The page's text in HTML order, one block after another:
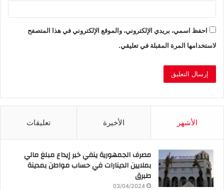
احفظ اسمي، بريدي الإلكتروني، والموقع الإلكتروني في هذا المتصفح
لاستخدامها المرة المقبلة في تعليقي.
الأشهر الأخيرة تعليقات
مصرف الجمهورية ينفي خبر إيداع مبلغ مالي
بملايين الدينارات في حساب مواطن بمدينة
طبرق
03/04/2024